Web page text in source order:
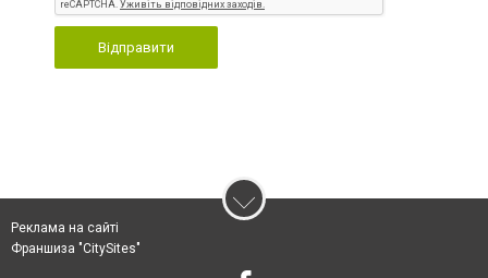
Відправити
Реклама на сайті
Франшиза "CitySites"